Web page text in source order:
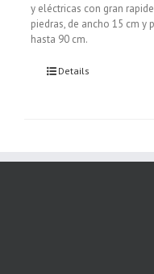
y eléctricas con gran
piedras, de ancho 15 cm y
hasta 90 cm.
Details